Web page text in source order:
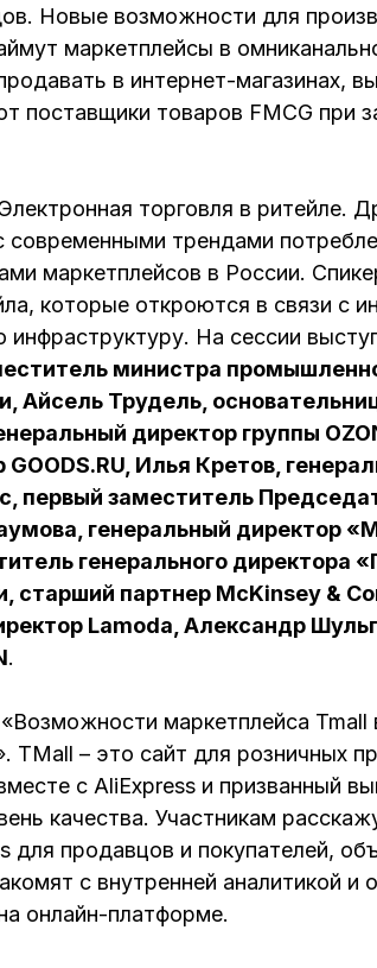
Новые возможности для
маркетплейсы в
в интернет-магазинах,
поставщики товаров FMCG при
торговля в ритейле.
современными трендами
маркетплейсов в России.
которые откроются в связи с
инфраструктуру. На сессии
министра
Айсель Трудель,
директор группы
Илья Кретов,
первый заместитель
генеральный директор
генерального директора
старший партнер McKinsey &
Lamoda, Александр
.
маркетплейса Tmall
TMall – это сайт для розничных
с AliExpress и призванный
качества. Участникам
для продавцов и покупателей,
с внутренней аналитикой
онлайн-платформе.